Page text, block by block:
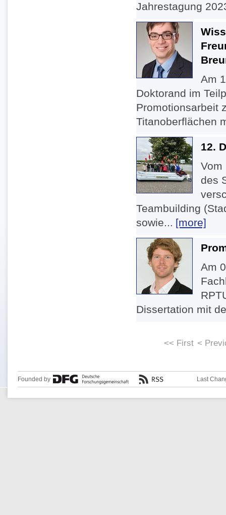
Jahrestagung
Am
Doktorand im
Promotionsarbeit
Titanoberflächen
12.
Vom
des
Teambuilding
sowie... [more]
Am
Dissertation mit
<< First <
Founded by Last